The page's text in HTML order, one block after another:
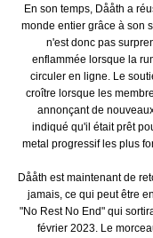
En son temps, Dååth a
monde entier grâce à son
n'est donc pas
enflammée lorsque la
circuler en ligne. Le
croître lorsque les
annonçant de
indiqué qu'il était prêt
metal progressif les plus
Dååth est maintenant de
jamais, ce qui peut être
"No Rest No End" qui
février 2023. Le